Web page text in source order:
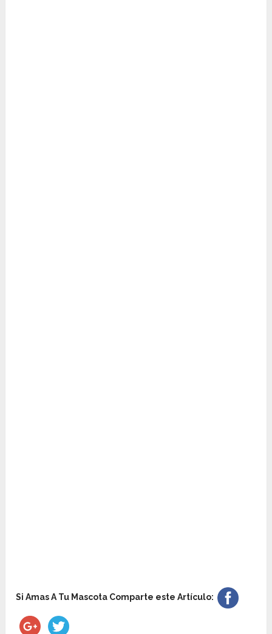
Si Amas A Tu Mascota Comparte este Artículo: